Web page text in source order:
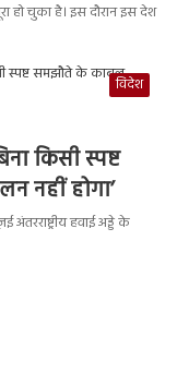
हो चुका है। इस दौरान इस देश
विदेश
किसी स्पष्ट
नहीं होगा’
हवाई अड्डे के